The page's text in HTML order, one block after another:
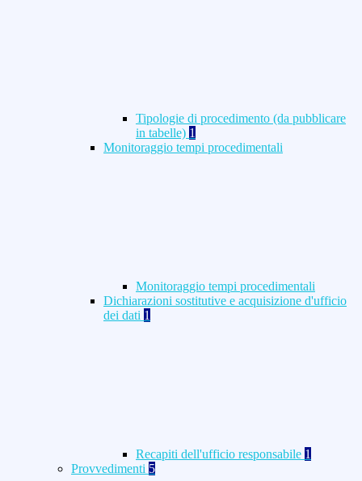
Tipologie di procedimento (da pubblicare
in tabelle) 1
Monitoraggio tempi procedimentali
Monitoraggio tempi procedimentali
Dichiarazioni sostitutive e acquisizione d'ufficio
dei dati 1
Recapiti dell'ufficio responsabile 1
Provvedimenti 5